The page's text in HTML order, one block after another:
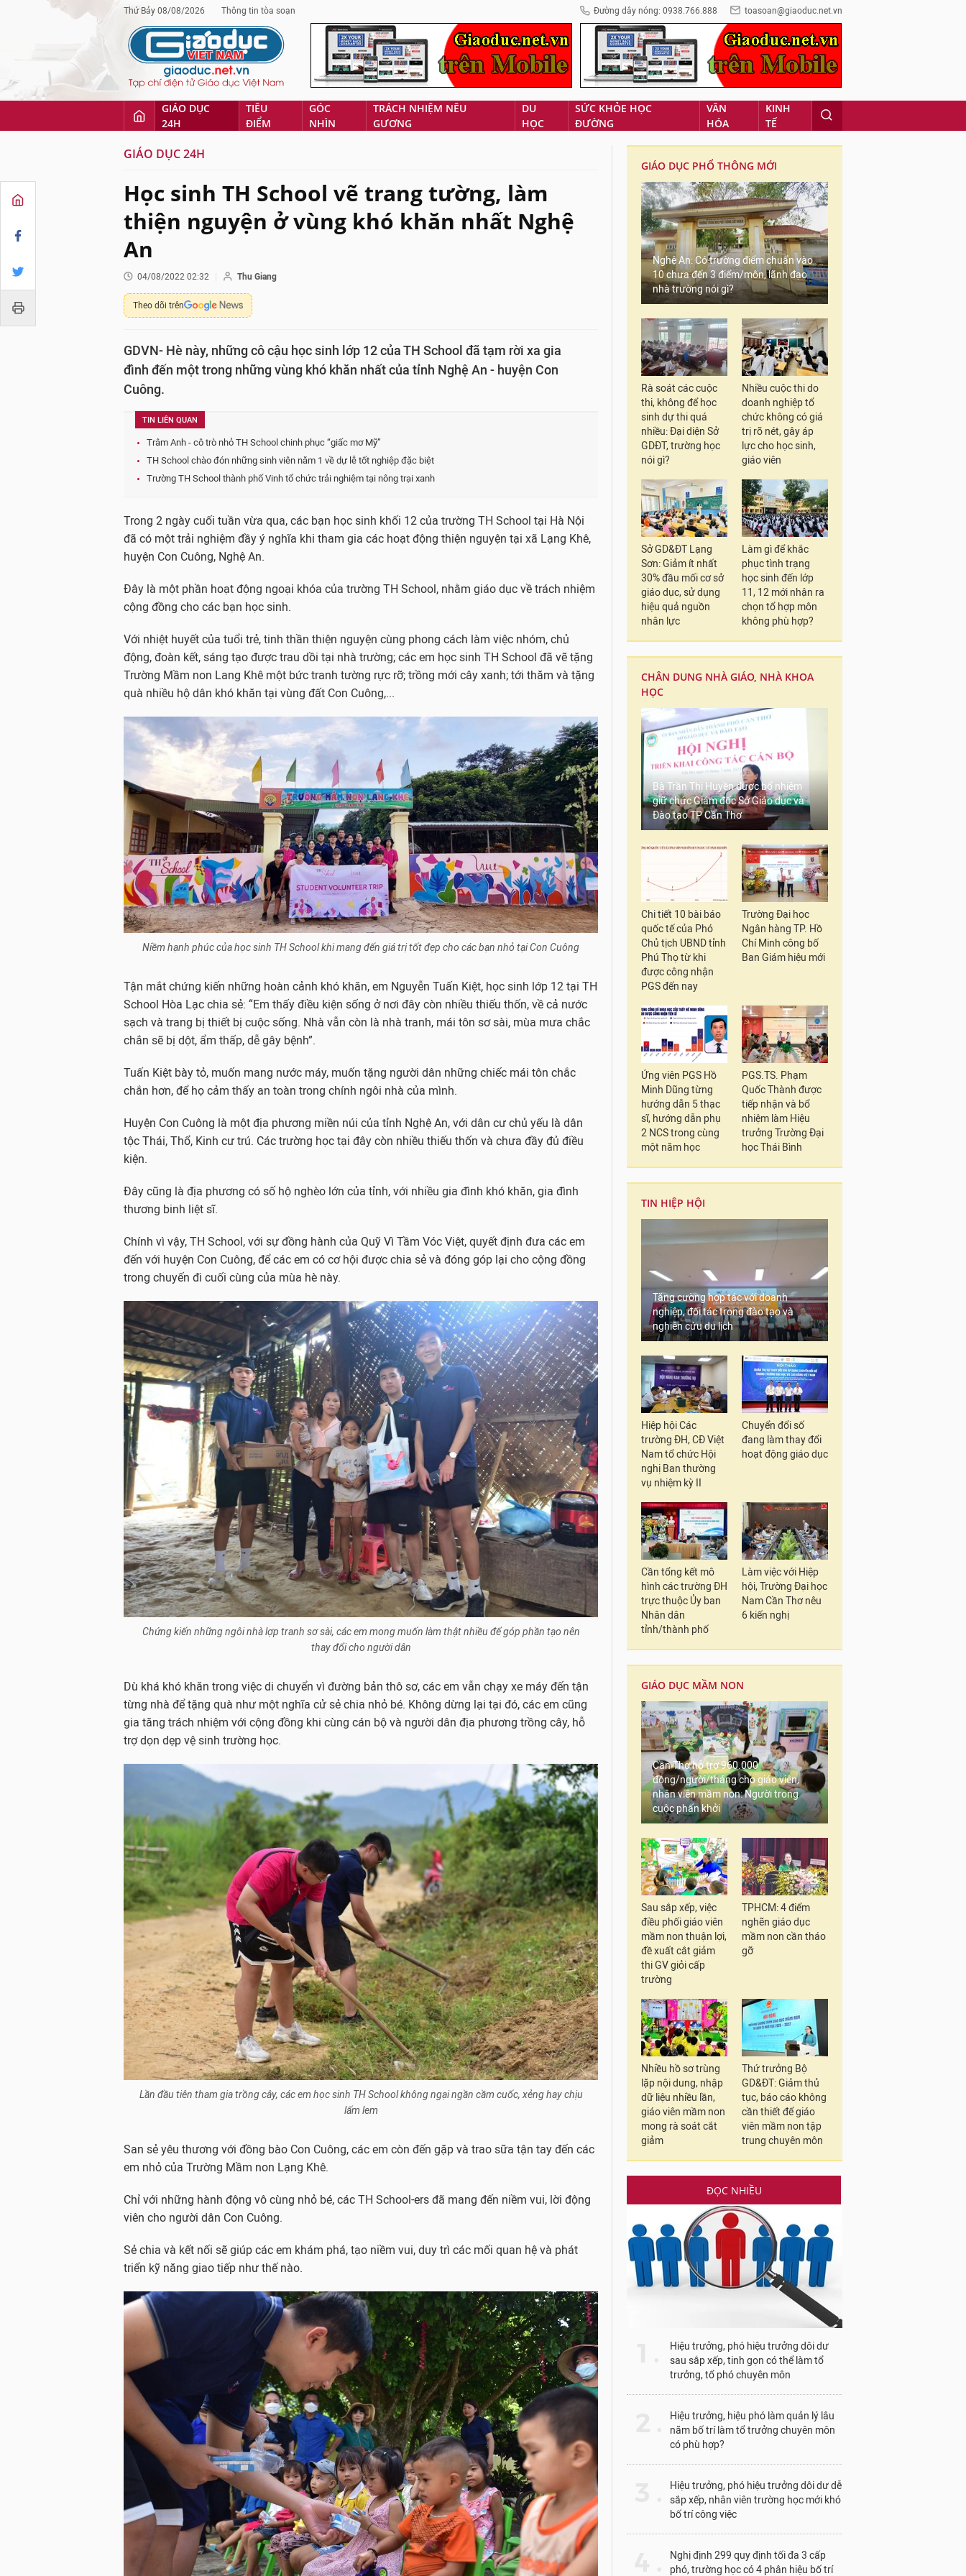
Thứ Bảy 08/08/2026 Thông tin tòa soạn Đường dây nóng: 0938.766.888 toasoan@giaoduc.net.vn
GIÁO DỤC
24H
TIÊU
ĐIỂM
GÓC
NHÌN
TRÁCH NHIỆM NÊU
GƯƠNG
DU
HỌC
SỨC KHỎE HỌC
ĐƯỜNG
VĂN
HÓA
KINH
TẾ
GIÁO DỤC 24H
Học sinh TH School vẽ trang tường, làm
thiện nguyện ở vùng khó khăn nhất Nghệ
An
04/08/2022 02:32 Thu Giang
Theo dõi trên
GDVN- Hè này, những cô cậu học sinh lớp 12 của TH School đã tạm rời xa gia
đình đến một trong những vùng khó khăn nhất của tỉnh Nghệ An - huyện Con
Cuông.
TIN LIÊN QUAN
Trâm Anh - cô trò nhỏ TH School chinh phục “giấc mơ Mỹ”
TH School chào đón những sinh viên năm 1 về dự lễ tốt nghiệp đặc biệt
Trường TH School thành phố Vinh tổ chức trải nghiệm tại nông trại xanh
Trong 2 ngày cuối tuần vừa qua, các bạn học sinh khối 12 của trường TH School tại Hà Nội
đã có một trải nghiệm đầy ý nghĩa khi tham gia các hoạt động thiện nguyện tại xã Lạng Khê,
huyện Con Cuông, Nghệ An.
Đây là một phần hoạt động ngoại khóa của trường TH School, nhằm giáo dục về trách nhiệm
cộng đồng cho các bạn học sinh.
Với nhiệt huyết của tuổi trẻ, tinh thần thiện nguyện cùng phong cách làm việc nhóm, chủ
động, đoàn kết, sáng tạo được trau dồi tại nhà trường; các em học sinh TH School đã vẽ tặng
Trường Mầm non Lang Khê một bức tranh tường rực rỡ; trồng mới cây xanh; tới thăm và tặng
quà nhiều hộ dân khó khăn tại vùng đất Con Cuông,...
Niềm hạnh phúc của học sinh TH School khi mang đến giá trị tốt đẹp cho các bạn nhỏ tại Con Cuông
Tận mắt chứng kiến những hoàn cảnh khó khăn, em Nguyễn Tuấn Kiệt, học sinh lớp 12 tại TH
School Hòa Lạc chia sẻ: “Em thấy điều kiện sống ở nơi đây còn nhiều thiếu thốn, về cả nước
sạch và trang bị thiết bị cuộc sống. Nhà vẫn còn là nhà tranh, mái tôn sơ sài, mùa mưa chắc
chắn sẽ bị dột, ẩm thấp, dễ gây bệnh”.
Tuấn Kiệt bày tỏ, muốn mang nước máy, muốn tặng người dân những chiếc mái tôn chắc
chắn hơn, để họ cảm thấy an toàn trong chính ngôi nhà của mình.
Huyện Con Cuông là một địa phương miền núi của tỉnh Nghệ An, với dân cư chủ yếu là dân
tộc Thái, Thổ, Kinh cư trú. Các trường học tại đây còn nhiều thiếu thốn và chưa đầy đủ điều
kiện.
Đây cũng là địa phương có số hộ nghèo lớn của tỉnh, với nhiều gia đình khó khăn, gia đình
thương binh liệt sĩ.
Chính vì vậy, TH School, với sự đồng hành của Quỹ Vì Tầm Vóc Việt, quyết định đưa các em
đến với huyện Con Cuông, để các em có cơ hội được chia sẻ và đóng góp lại cho cộng đồng
trong chuyến đi cuối cùng của mùa hè này.
Chứng kiến những ngôi nhà lợp tranh sơ sài, các em mong muốn làm thật nhiều để góp phần tạo nên
thay đổi cho người dân
Dù khá khó khăn trong việc di chuyển vì đường bản thô sơ, các em vẫn chạy xe máy đến tận
từng nhà để tặng quà như một nghĩa cử sẻ chia nhỏ bé. Không dừng lại tại đó, các em cũng
gia tăng trách nhiệm với cộng đồng khi cùng cán bộ và người dân địa phương trồng cây, hỗ
trợ dọn dẹp vệ sinh trường học.
Lần đầu tiên tham gia trồng cây, các em học sinh TH School không ngại ngần cầm cuốc, xẻng hay chịu
lấm lem
San sẻ yêu thương với đồng bào Con Cuông, các em còn đến gặp và trao sữa tận tay đến các
em nhỏ của Trường Mầm non Lạng Khê.
Chỉ với những hành động vô cùng nhỏ bé, các TH School-ers đã mang đến niềm vui, lời động
viên cho người dân Con Cuông.
Sẻ chia và kết nối sẽ giúp các em khám phá, tạo niềm vui, duy trì các mối quan hệ và phát
triển kỹ năng giao tiếp như thế nào.
GIÁO DỤC PHỔ THÔNG MỚI
Nghệ An: Có trường điểm chuẩn vào
10 chưa đến 3 điểm/môn, lãnh đạo
nhà trường nói gì?
Rà soát các cuộc
thi, không để học
sinh dự thi quá
nhiều: Đại diện Sở
GDĐT, trường học
nói gì?
Nhiều cuộc thi do
doanh nghiệp tổ
chức không có giá
trị rõ nét, gây áp
lực cho học sinh,
giáo viên
Sở GD&ĐT Lạng
Sơn: Giảm ít nhất
30% đầu mối cơ sở
giáo dục, sử dụng
hiệu quả nguồn
nhân lực
Làm gì để khắc
phục tình trạng
học sinh đến lớp
11, 12 mới nhận ra
chọn tổ hợp môn
không phù hợp?
CHÂN DUNG NHÀ GIÁO, NHÀ KHOA
HỌC
Bà Trần Thị Huyền được bổ nhiệm
giữ chức Giám đốc Sở Giáo dục và
Đào tạo TP Cần Thơ
Chi tiết 10 bài báo
quốc tế của Phó
Chủ tịch UBND tỉnh
Phú Thọ từ khi
được công nhận
PGS đến nay
Trường Đại học
Ngân hàng TP. Hồ
Chí Minh công bố
Ban Giám hiệu mới
Ứng viên PGS Hồ
Minh Dũng từng
hướng dẫn 5 thạc
sĩ, hướng dẫn phụ
2 NCS trong cùng
một năm học
PGS.TS. Phạm
Quốc Thành được
tiếp nhận và bổ
nhiệm làm Hiệu
trưởng Trường Đại
học Thái Bình
TIN HIỆP HỘI
Tăng cường hợp tác với doanh
nghiệp, đối tác trong đào tạo và
nghiên cứu du lịch
Hiệp hội Các
trường ĐH, CĐ Việt
Nam tổ chức Hội
nghị Ban thường
vụ nhiệm kỳ II
Chuyển đổi số
đang làm thay đổi
hoạt động giáo dục
Cần tổng kết mô
hình các trường ĐH
trực thuộc Ủy ban
Nhân dân
tỉnh/thành phố
Làm việc với Hiệp
hội, Trường Đại học
Nam Cần Thơ nêu
6 kiến nghị
GIÁO DỤC MẦM NON
Cần Thơ hỗ trợ 960.000
đồng/người/tháng cho giáo viên,
nhân viên mầm non: Người trong
cuộc phấn khởi
Sau sắp xếp, việc
điều phối giáo viên
mầm non thuận lợi,
đề xuất cắt giảm
thi GV giỏi cấp
trường
TPHCM: 4 điểm
nghẽn giáo dục
mầm non cần tháo
gỡ
Nhiều hồ sơ trùng
lặp nội dung, nhập
dữ liệu nhiều lần,
giáo viên mầm non
mong rà soát cắt
giảm
Thứ trưởng Bộ
GD&ĐT: Giảm thủ
tục, báo cáo không
cần thiết để giáo
viên mầm non tập
trung chuyên môn
ĐỌC NHIỀU
Hiệu trưởng, phó hiệu trưởng dôi dư
sau sắp xếp, tinh gọn có thể làm tổ
trưởng, tổ phó chuyên môn
Hiệu trưởng, hiệu phó làm quản lý lâu
năm bố trí làm tổ trưởng chuyên môn
có phù hợp?
Hiệu trưởng, phó hiệu trưởng dôi dư dễ
sắp xếp, nhân viên trường học mới khó
bố trí công việc
Nghị định 299 quy định tối đa 3 cấp
phó, trường học có 4 phân hiệu bố trí